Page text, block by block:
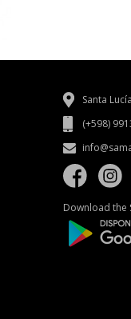
Santa
(+598)
Download the